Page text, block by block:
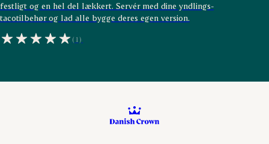
festligt og en hel del lækkert. Servér med dine yndlings-
tacotilbehør og lad alle bygge deres egen version.
(1)